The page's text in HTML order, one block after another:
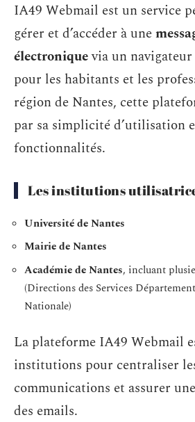
IA49 Webmail est un service
gérer et d’accéder à une
électroniquevia un
pour les habitants et les
région de Nantes, cette
par sa simplicité d’utilisation
fonctionnalités.
Les institutions
Université de Nantes
Mairie de Nantes
Académie de Nantes, incluant
(Directions des Services
Nationale)
La plateforme IA49 Webmail
institutions pour centraliser
communications et assurer
des emails.